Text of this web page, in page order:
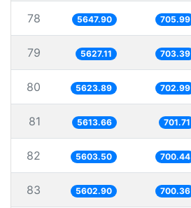
78 5647.90 705.99
79 5627.11 703.39
80 5623.89 702.99
81 5613.66 701.71
82 5603.50 700.44
83 5602.90 700.36